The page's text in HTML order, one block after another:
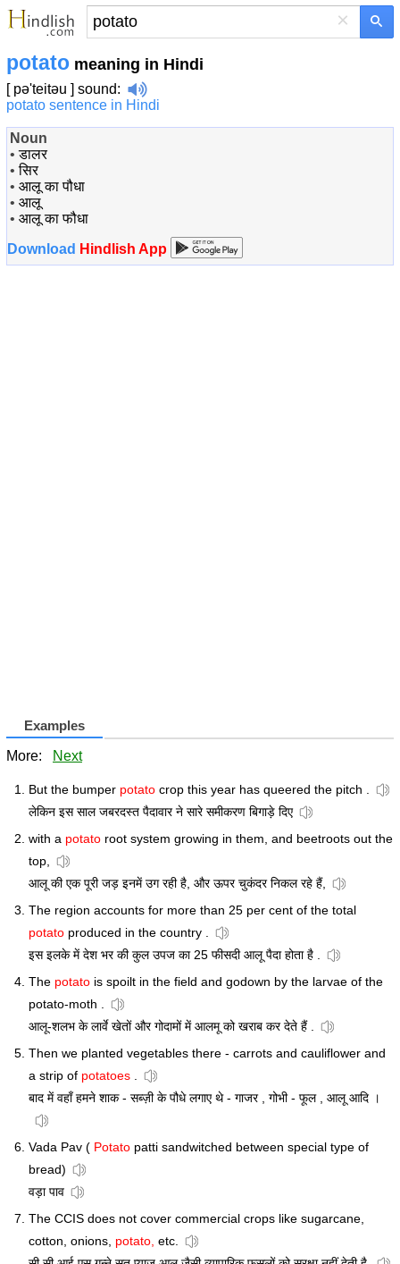
×
potato meaning in Hindi
[ pə'teitəu ] sound:
potato sentence in Hindi
Noun
•डालर
•सिर
• आलू का पौधा
• आलू
• आलू का फौधा
Download Hindlish App
Examples
More: Next
But the bumper potato crop this year has queered the pitch .
लेकिन इस साल जबरदस्त पैदावार ने सारे समीकरण बिगाड़े दिए
with a potato root system growing in them, and beetroots out the
top,
आलू की एक पूरी जड़ इनमें उग रही है, और ऊपर चुकंदर निकल रहे हैं,
The region accounts for more than 25 per cent of the total
potato produced in the country .
इस इलके में देश भर की कुल उपज का 25 फीसदी आलू पैदा होता है .
The potato is spoilt in the field and godown by the larvae of the
potato-moth .
आलू-शलभ के लार्वे खेतों और गोदामों में आलमू को खराब कर देते हैं .
Then we planted vegetables there - carrots and cauliflower and
a strip of potatoes .
बाद में वहाँ हमने शाक - सब्ज़ी के पौधे लगाए थे - गाजर , गोभी - फूल , आलू आदि ।
Vada Pav ( Potato patti sandwitched between special type of
bread)
वड़ा पाव
The CCIS does not cover commercial crops like sugarcane,
cotton, onions, potato, etc.